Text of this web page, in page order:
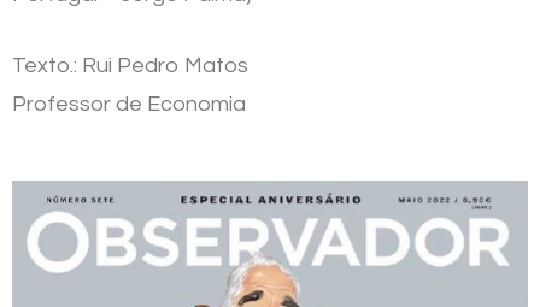
Texto.: Rui Pedro Matos
Professor de Economia